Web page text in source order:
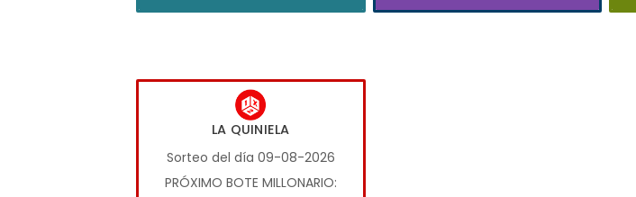
LA QUINIELA
Sorteo del día 09-08-2026
PRÓXIMO BOTE MILLONARIO: